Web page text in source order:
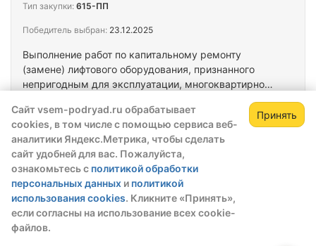
Сайт vsem-podryad.ru обрабатывает
cookies, в том числе с помощью сервиса веб-
аналитики Яндекс.Метрика, чтобы сделать
сайт удобней для вас. Пожалуйста,
ознакомьтесь с политикой обработки
персональных данных и политикой
использования cookies. Кликните «Принять»,
если согласны на использование всех cookie-
файлов.
Принять
Выполнение работ по капитальному ремонту
(замене) лифтового оборудования, признанного
непригодным для эксплуатации, многоквартирного
Тыва, г.Кызыл, ул. Ооржака Лопсанчапа 37/3
Генподрядчик (поставщик)
ООО ИТЦ "ГЕРКОН"
Тип закупки: 615-ПП
Победитель выбран: 23.12.2025
Закупка №░░1250000012500░░░
Окончательная цена
20 272 364,57 ₽
Тип закупки: 615-ПП
Зарегистрируйтесь,
чтобы открыть сведения о закупке
скрытые данные станут доступны после
регистрации или входа в профиль
Зарегистрироваться Войти